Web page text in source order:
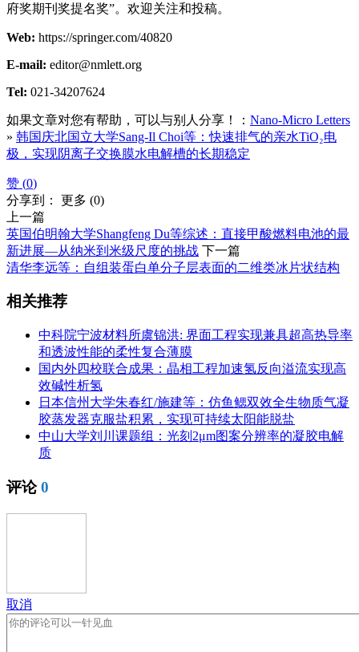
府奖期刊奖提名奖”。欢迎关注和投稿。
Web: https://springer.com/40820
E-mail: editor@nmlett.org
Tel: 021-34207624
如果文章对您有帮助，可以与别人分享！： Nano-Micro Letters
» 韩国庆北国立大学Sang‑Il Choi等：快速排气的亲水TiO₂电
极，实现阴离子交换膜水电解槽的长期稳定
赞 (0)
分享到： 更多 (0)
上一篇
英国伯明翰大学Shangfeng Du等综述：直接甲酸燃料电池的最
新进展—从纳米到米级尺度的挑战 下一篇
清华李远等：自组装蛋白单分子层表面的二维类冰片状结构
相关推荐
中科院宁波材料所虞锦洪: 界面工程实现兼具超高热导率
和透波性能的柔性复合薄膜
国内外四校联合成果：晶相工程加速氢反向溢流实现高
效碱性析氢
日本信州大学朱春红/施建等：仿鱼鳃双效全生物质气凝
胶蒸发器克服盐积累，实现可持续太阳能脱盐
中山大学刘川课题组：光刻2μm图案分辨率的凝胶电解
质
评论0
取消